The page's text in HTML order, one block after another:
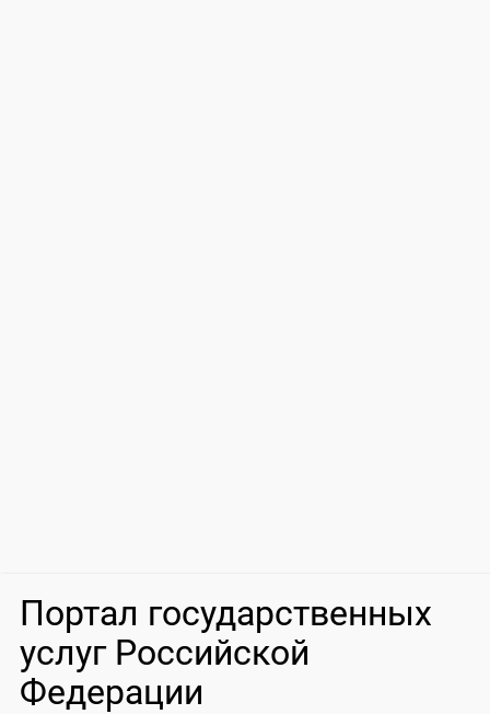
Портал государственных
услуг Российской
Федерации